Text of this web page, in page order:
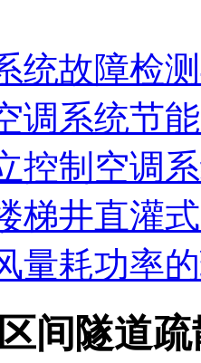
统故障检
调系统节
控制空调
梯井直灌
量耗功率
间隧道